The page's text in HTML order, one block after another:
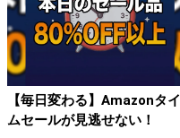
【毎日変わる】Amazonタイ
ムセールが見逃せない！